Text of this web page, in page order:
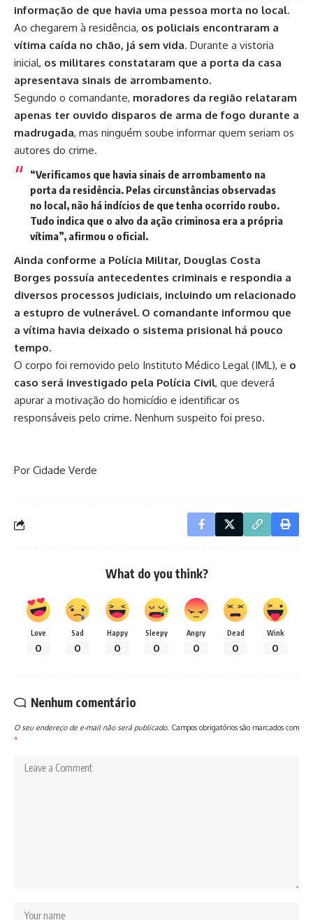
informação de que havia uma pessoa morta no local.
Ao chegarem à residência, os policiais encontraram a
vítima caída no chão, já sem vida. Durante a vistoria
inicial, os militares constataram que a porta da casa
apresentava sinais de arrombamento.
Segundo o comandante, moradores da região relataram
apenas ter ouvido disparos de arma de fogo durante a
madrugada, mas ninguém soube informar quem seriam os
autores do crime.
“Verificamos que havia sinais de arrombamento na
porta da residência. Pelas circunstâncias observadas
no local, não há indícios de que tenha ocorrido roubo.
Tudo indica que o alvo da ação criminosa era a própria
vítima”, afirmou o oficial.
Ainda conforme a Polícia Militar, Douglas Costa
Borges possuía antecedentes criminais e respondia a
diversos processos judiciais, incluindo um relacionado
a estupro de vulnerável. O comandante informou que
a vítima havia deixado o sistema prisional há pouco
tempo.
O corpo foi removido pelo Instituto Médico Legal (IML), e o
caso será investigado pela Polícia Civil, que deverá
apurar a motivação do homicídio e identificar os
responsáveis pelo crime. Nenhum suspeito foi preso.
Por Cidade Verde
What do you think?
Love
0
Sad
0
Happy
0
Sleepy
0
Angry
0
Dead
0
Wink
0
Nenhum comentário
O seu endereço de e-mail não será publicado. Campos obrigatórios são marcados com
*